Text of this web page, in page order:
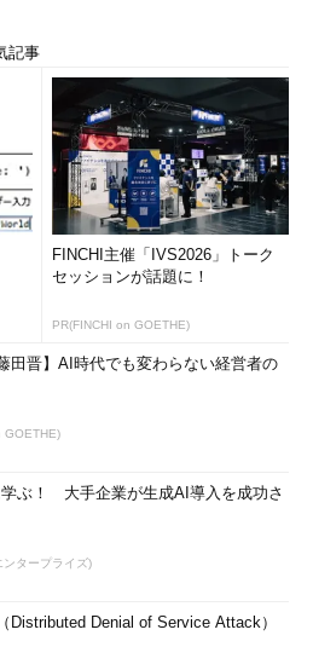
に保存されているのは「×× BTC入
はなく、「○○から△△へ×× BTC送
ションの記録である。Bitcoinでは、
の連なりとして扱っている。例えば
記録があるが、出金の記録がなけれ
ると判断できる。
とは、「
して、××× BTCを送金する」とい
を送金するユーザーと受け取るユ
クライアントなどを使って送金を指
ラインなら、送金したBitcoinはすぐ
に到着するだろう。
記事
FINCHI主催「IVS2026」トーク
セッションが話題に！
PR(FINCHI on GOETHE)
田晋】AI時代でも変わらない経営者の
GOETHE)
ぶ！ 大手企業が生成AI導入を成功さ
ンタープライズ)
Distributed Denial of Service Attack）